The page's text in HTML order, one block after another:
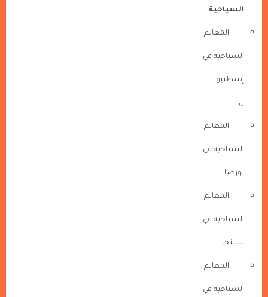
السياحية
المعالم
السياحية في
إسطنبو
ل
المعالم
السياحية في
بورصا
المعالم
السياحية في
سبنجا
المعالم
السياحية في